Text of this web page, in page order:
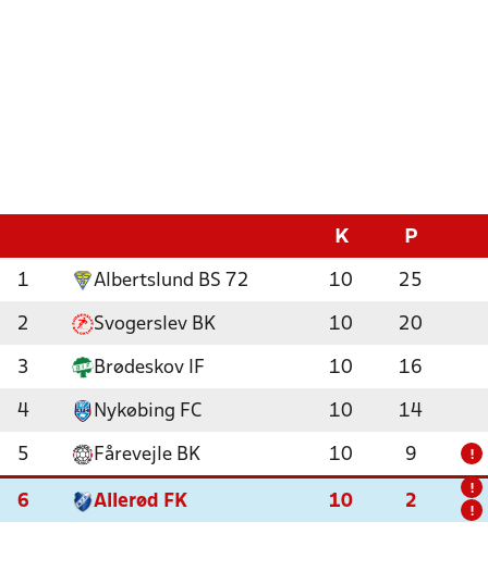
K P
1 Albertslund BS 72 10 25
2 Svogerslev BK 10 20
3 Brødeskov IF 10 16
4 Nykøbing FC 10 14
5 Fårevejle BK 10 9 !
6 Allerød FK 10 2
!
!